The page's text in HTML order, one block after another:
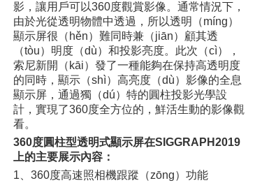
影，讓用戶可以360度觀賞影像。通常情況下，
由於光從透明物體中透過，所以透明（míng）
顯示屏很（hěn）難同時兼（jiān）顧其透
（tòu）明度（dù）和投影亮度。此次（cì），
索尼新開（kāi）發了一種能夠在保持高透明度
的同時，顯示（shì）高亮度（dù）影像的全息
顯示屏，通過獨（dú）特的圓柱投影光學設
計，實現了360度全方位的，鮮活生動的影像觀
看。
360度圓柱型透明式顯示屏在SIGGRAPH2019
上的主要展示內容：
1、360度高速照相機跟蹤（zōng）功能